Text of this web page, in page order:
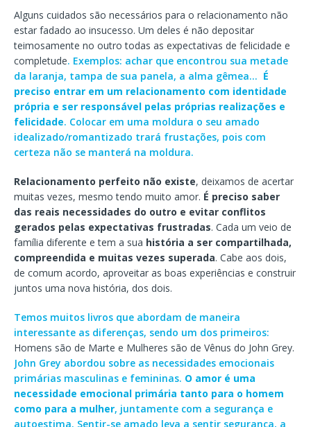
Alguns cuidados são necessários para o relacionamento não
estar fadado ao insucesso. Um deles é não depositar
teimosamente no outro todas as expectativas de felicidade e
completude. Exemplos: achar que encontrou sua metade
da laranja, tampa de sua panela, a alma gêmea… É
preciso entrar em um relacionamento com identidade
própria e ser responsável pelas próprias realizações e
felicidade. Colocar em uma moldura o seu amado
idealizado/romantizado trará frustações, pois com
certeza não se manterá na moldura.
Relacionamento perfeito não existe, deixamos de acertar
muitas vezes, mesmo tendo muito amor. É preciso saber
das reais necessidades do outro e evitar conflitos
gerados pelas expectativas frustradas. Cada um veio de
família diferente e tem a sua história a ser compartilhada,
compreendida e muitas vezes superada. Cabe aos dois,
de comum acordo, aproveitar as boas experiências e construir
juntos uma nova história, dos dois.
Temos muitos livros que abordam de maneira
interessante as diferenças, sendo um dos primeiros:
Homens são de Marte e Mulheres são de Vênus do John Grey.
John Grey abordou sobre as necessidades emocionais
primárias masculinas e femininas. O amor é uma
necessidade emocional primária tanto para o homem
como para a mulher, juntamente com a segurança e
autoestima. Sentir-se amado leva a sentir segurança, a